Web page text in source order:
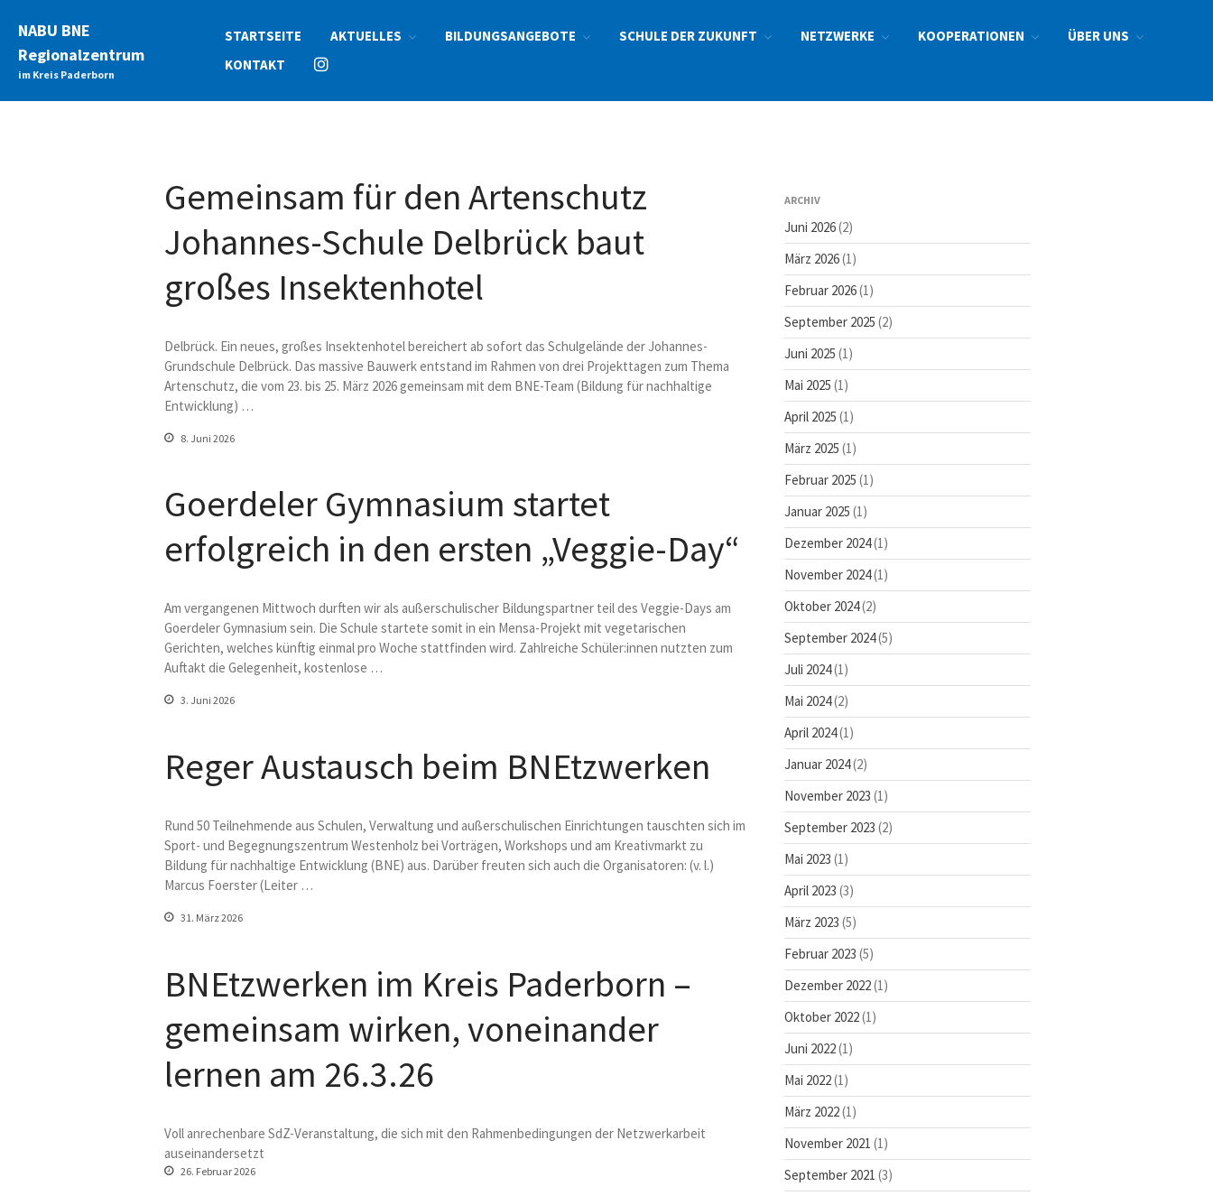
Zielgruppen
Schule der Zukunft
Teilnehmende
BNE Landesnetzwerk NRW
Kooperationen
Projektstelle FaireKITA
Über uns
Unser Leitbild
NABU BNE
Regionalzentrum
im Kreis Paderborn
STARTSEITE AKTUELLES BILDUNGSANGEBOTE SCHULE DER ZUKUNFT NETZWERKE KOOPERATIONEN
ÜBER UNS
KONTAKT
INSTAGRAM
Gemeinsam für den Artenschutz
Johannes-Schule Delbrück baut
großes Insektenhotel
Delbrück. Ein neues, großes Insektenhotel bereichert ab sofort das Schulgelände der Johannes-
Grundschule Delbrück. Das massive Bauwerk entstand im Rahmen von drei Projekttagen zum Thema
Artenschutz, die vom 23. bis 25. März 2026 gemeinsam mit dem BNE-Team (Bildung für nachhaltige
Entwicklung) …
8. Juni 2026
Goerdeler Gymnasium startet
erfolgreich in den ersten „Veggie-Day“
Am vergangenen Mittwoch durften wir als außerschulischer Bildungspartner teil des Veggie-Days am
Goerdeler Gymnasium sein. Die Schule startete somit in ein Mensa-Projekt mit vegetarischen
Gerichten, welches künftig einmal pro Woche stattfinden wird. Zahlreiche Schüler:innen nutzten zum
Auftakt die Gelegenheit, kostenlose …
3. Juni 2026
Reger Austausch beim BNEtzwerken
Rund 50 Teilnehmende aus Schulen, Verwaltung und außerschulischen Einrichtungen tauschten sich im
Sport- und Begegnungszentrum Westenholz bei Vorträgen, Workshops und am Kreativmarkt zu
Bildung für nachhaltige Entwicklung (BNE) aus. Darüber freuten sich auch die Organisatoren: (v. l.)
Marcus Foerster (Leiter …
31. März 2026
BNEtzwerken im Kreis Paderborn –
gemeinsam wirken, voneinander
lernen am 26.3.26
Voll anrechenbare SdZ-Veranstaltung, die sich mit den Rahmenbedingungen der Netzwerkarbeit
auseinandersetzt
26. Februar 2026
ARCHIV
Juni 2026(2)
März 2026(1)
Februar 2026(1)
September 2025 (2)
Juni 2025 (1)
Mai 2025 (1)
April 2025 (1)
März 2025 (1)
Februar 2025 (1)
Januar 2025 (1)
Dezember 2024(1)
November 2024(1)
Oktober 2024(2)
September 2024(5)
Juli 2024(1)
Mai 2024(2)
April 2024(1)
Januar 2024(2)
November 2023 (1)
September 2023 (2)
Mai 2023 (1)
April 2023 (3)
März 2023 (5)
Februar 2023 (5)
Dezember 2022(1)
Oktober 2022(1)
Juni 2022(1)
Mai 2022(1)
März 2022(1)
November 2021 (1)
September 2021 (3)